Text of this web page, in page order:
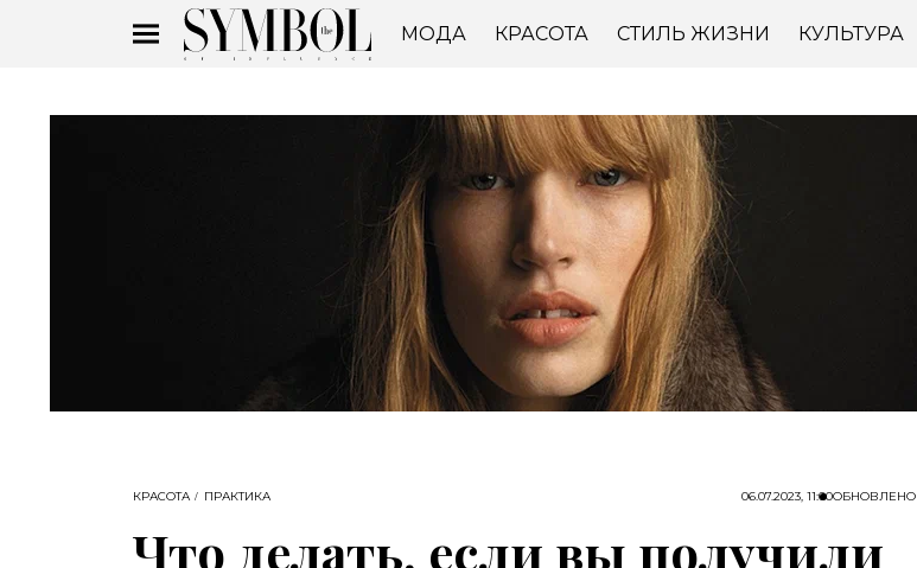
МОДА КРАСОТА СТИЛЬ ЖИЗНИ КУЛЬТУРА
КРАСОТА ПРАКТИКА 06.07.2023, 11:00ОБНОВЛЕНО
Что делать, если вы получили